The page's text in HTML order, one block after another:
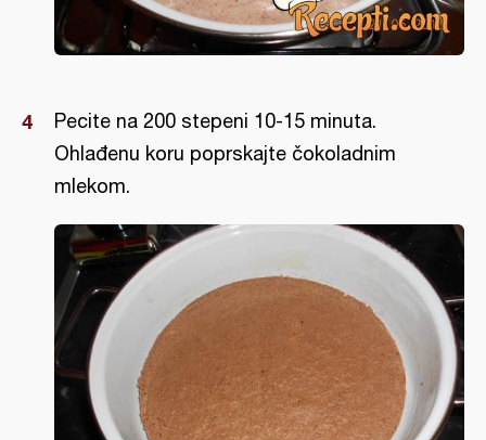
Pecite na 200 stepeni 10-15 minuta.
Ohlađenu koru poprskajte čokoladnim
mlekom.